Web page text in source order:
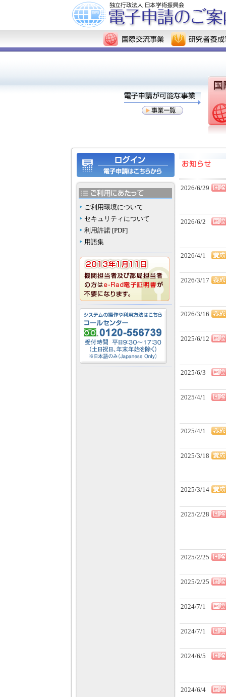
ご利用環境について
セキュリティについて
利用許諾 [PDF]
用語集
2026/6/29
2026/6/2
2026/4/1
2026/3/17
2026/3/16
2025/6/12
2025/6/3
2025/4/1
2025/4/1
2025/3/18
2025/3/14
2025/2/28
2025/2/25
2025/2/25
2024/7/1
2024/7/1
2024/6/5
2024/6/4